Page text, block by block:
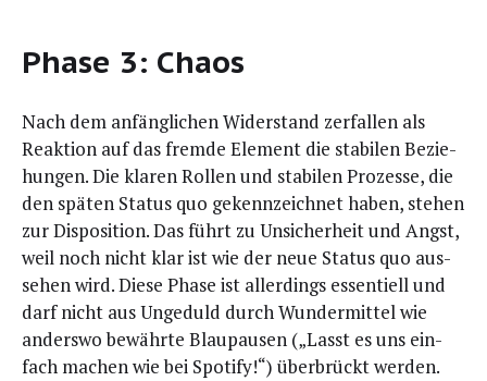
Phase 3: Chaos
Nach dem anfäng­li­chen Wider­stand zer­fal­len als
Reak­ti­on auf das frem­de Ele­ment die sta­bi­len Bezie­
hun­gen. Die kla­ren Rol­len und sta­bi­len Pro­zes­se, die
den spä­ten Sta­tus quo gekenn­zeich­net haben, ste­hen
zur Dis­po­si­ti­on. Das führt zu Unsi­cher­heit und Angst,
weil noch nicht klar ist wie der neue Sta­tus quo aus­
se­hen wird. Die­se Pha­se ist aller­dings essen­ti­ell und
darf nicht aus Unge­duld durch Wun­der­mit­tel wie
anders­wo bewähr­te Blau­pau­sen („Lasst es uns ein­
fach machen wie bei Spo­ti­fy!“) über­brückt werden.